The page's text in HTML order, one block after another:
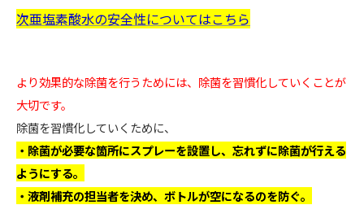
次亜塩素酸水の安全性についてはこちら
より効果的な除菌を行うためには、除菌を習慣化していくことが
大切です。
除菌を習慣化していくために、
・除菌が必要な箇所にスプレーを設置し、忘れずに除菌が行える
ようにする。
・液剤補充の担当者を決め、ボトルが空になるのを防ぐ。